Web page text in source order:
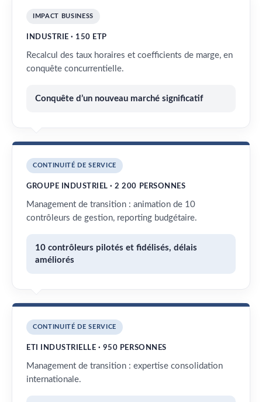
IMPACT BUSINESS
INDUSTRIE · 150 ETP
Recalcul des taux horaires et coefficients de marge, en
conquête concurrentielle.
Conquête d’un nouveau marché significatif
CONTINUITÉ DE SERVICE
GROUPE INDUSTRIEL · 2 200 PERSONNES
Management de transition : animation de 10
contrôleurs de gestion, reporting budgétaire.
10 contrôleurs pilotés et fidélisés, délais
améliorés
CONTINUITÉ DE SERVICE
ETI INDUSTRIELLE · 950 PERSONNES
Management de transition : expertise consolidation
internationale.